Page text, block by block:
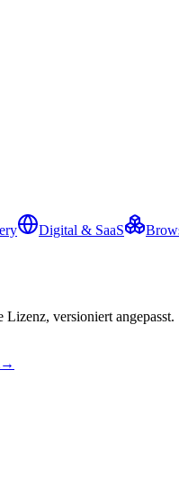
Digital & SaaS
versioniert angepasst.
→